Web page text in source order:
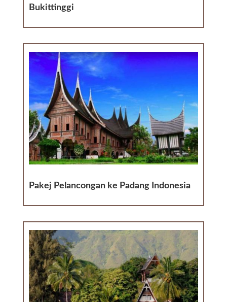
Bukittinggi
Pakej Pelancongan ke Padang Indonesia